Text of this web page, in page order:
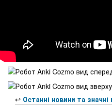
↩️ Останні новини та значні